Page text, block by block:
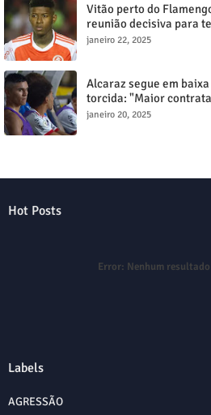
Vitão perto do
reunião decisiva para
milionária
janeiro 22, 2025
Alcaraz segue em
torcida: "Maior
janeiro 20, 2025
Hot Posts
Error: Nenhum
Labels
AGRESSÃO